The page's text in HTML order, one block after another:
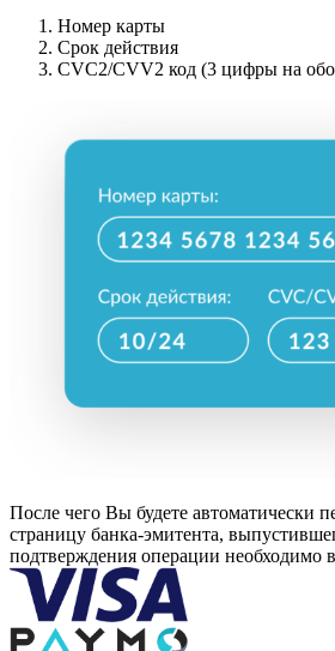
Номер карты
Срок действия
CVC2/CVV2 код (3 цифры на
После чего Вы будете автоматически
страницу банка-эмитента,
подтверждения операции необходимо